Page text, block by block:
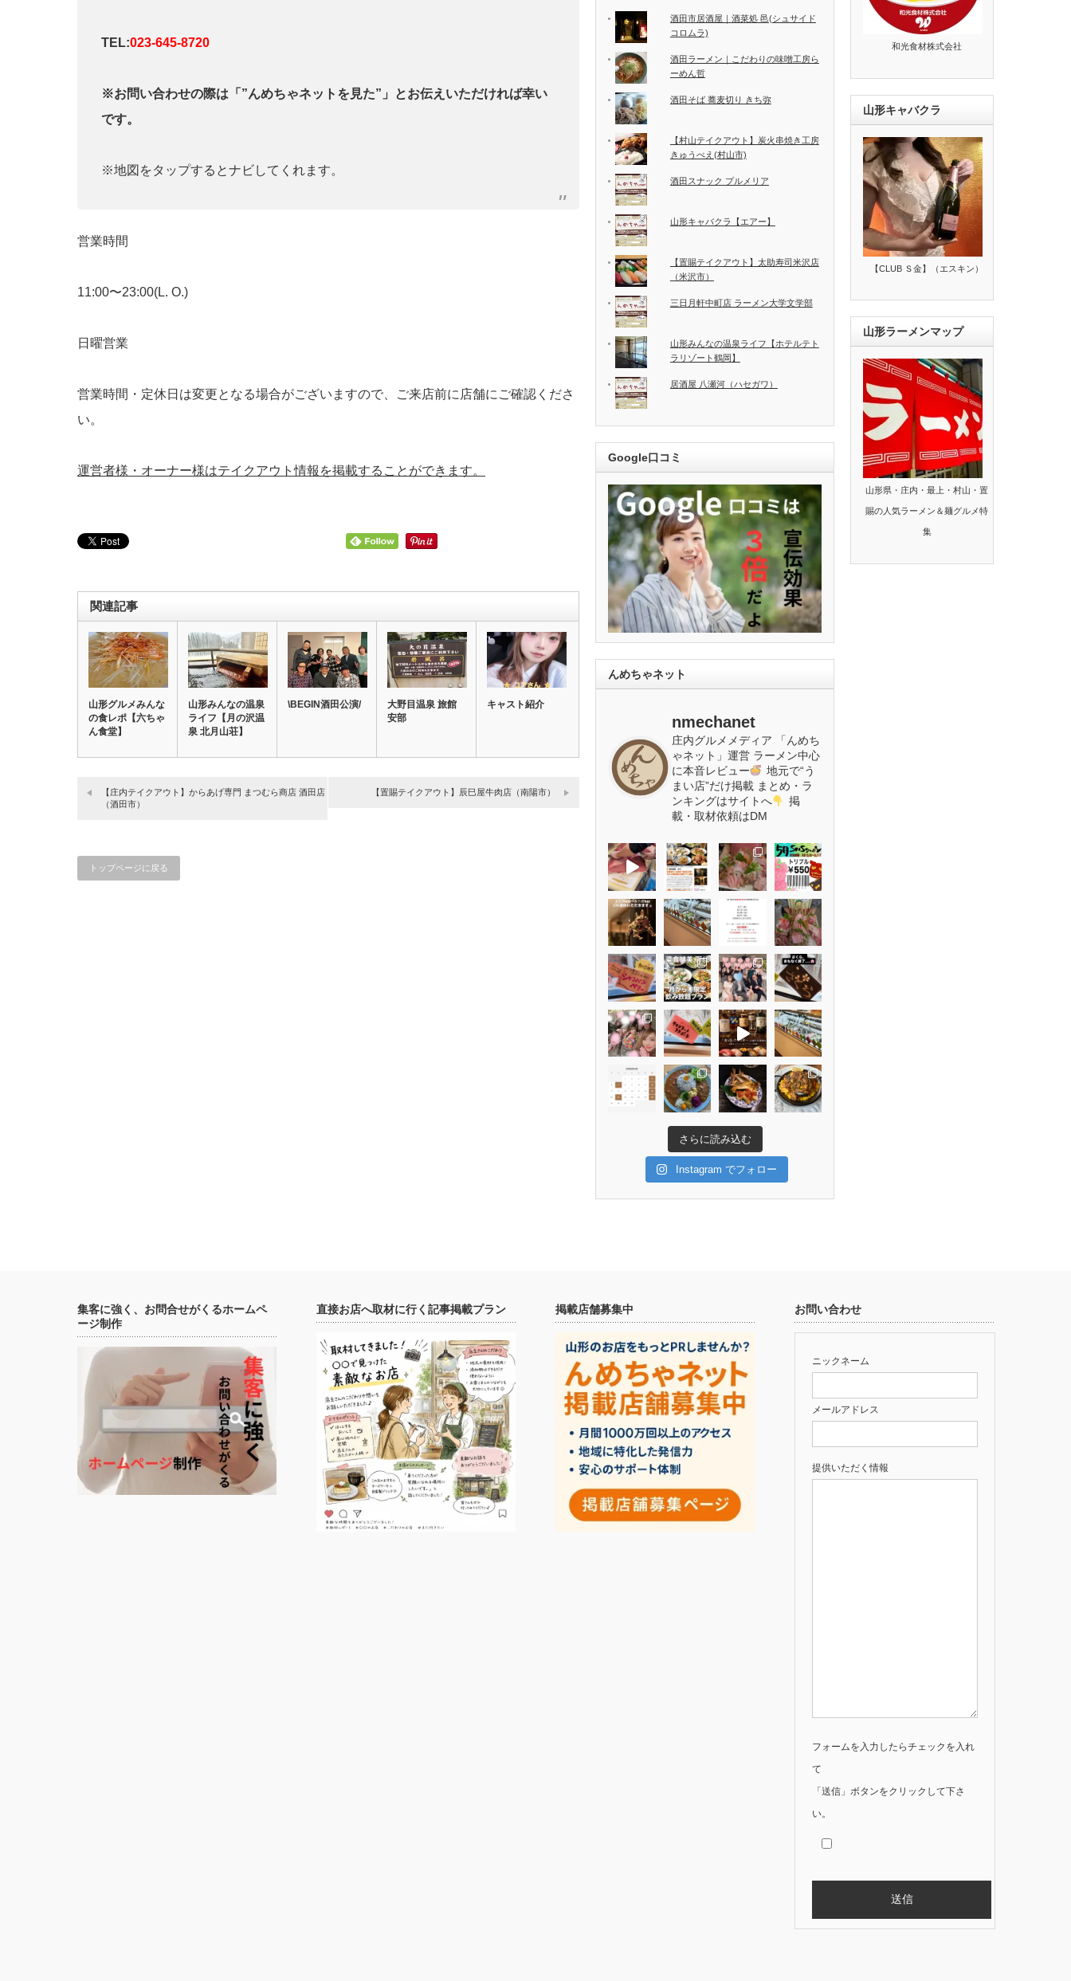
TEL:023-645-8720
※お問い合わせの際は「”んめちゃネットを見た”」とお伝えいただければ幸い
です。
※地図をタップするとナビしてくれます。
営業時間
11:00〜23:00(L. O.)
日曜営業
営業時間・定休日は変更となる場合がございますので、ご来店前に店舗にご確認くださ
い。
運営者様・オーナー様はテイクアウト情報を掲載することができます。
関連記事
山形グルメみんな
の食レポ【六ちゃ
ん食堂】
山形みんなの温泉
ライフ【月の沢温
泉 北月山荘】
\BEGIN酒田公演/
大野目温泉 旅館
安部
キャスト紹介
【庄内テイクアウト】からあげ専門 まつむら商店 酒田店
（酒田市）
【置賜テイクアウト】辰巳屋牛肉店（南陽市）
トップページに戻る
酒田市居酒屋｜酒菜処 邑(シュサイド
コロムラ)
酒田ラーメン｜こだわりの味噌工房ら
ーめん哲
酒田そば 蕎麦切り きち弥
【村山テイクアウト】炭火串焼き工房
きゅうべえ(村山市)
酒田スナック プルメリア
山形キャバクラ【エアー】
【置賜テイクアウト】太助寿司米沢店
（米沢市）
三日月軒中町店 ラーメン大学文学部
山形みんなの温泉ライフ【ホテルテト
ラリゾート鶴岡】
居酒屋 八瀬河（ハセガワ）
Google口コミ
んめちゃネット
nmechanet
庄内グルメメディア 「んめち
ゃネット」運営 ラーメン中心
に本音レビュー
地元で“う
まい店”だけ掲載 まとめ・ラ
ンキングはサイトへ
掲
載・取材依頼はDM
さらに読み込む
Instagram でフォロー
和光食材株式会社
山形キャバクラ
【CLUB Ｓ金】（エスキン）
山形ラーメンマップ
山形県・庄内・最上・村山・置
賜の人気ラーメン＆麺グルメ特
集
集客に強く、お問合せがくるホームペ
ージ制作
直接お店へ取材に行く記事掲載プラン 掲載店舗募集中 お問い合わせ
ニックネーム
メールアドレス
提供いただく情報
フォームを入力したらチェックを入れ
て
「送信」ボタンをクリックして下さ
い。